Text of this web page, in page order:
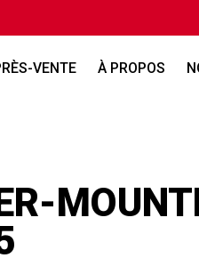
VENTE À PROPOS